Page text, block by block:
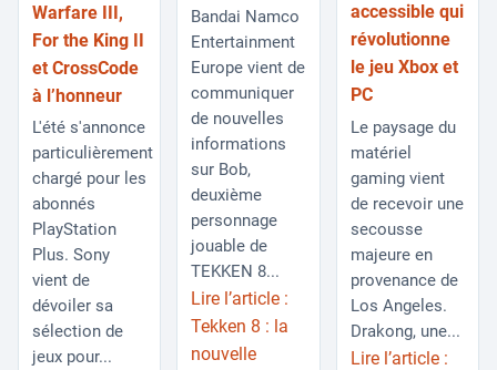
Warfare III,
For the King II
et CrossCode
à l’honneur
L'été s'annonce
particulièrement
chargé pour les
abonnés
PlayStation
Plus. Sony
vient de
dévoiler sa
sélection de
jeux pour...
Bandai Namco
Entertainment
Europe vient de
communiquer
de nouvelles
informations
sur Bob,
deuxième
personnage
jouable de
TEKKEN 8...
Lire l’article :
Tekken 8 : la
nouvelle
accessible qui
révolutionne
le jeu Xbox et
PC
Le paysage du
matériel
gaming vient
de recevoir une
secousse
majeure en
provenance de
Los Angeles.
Drakong, une...
Lire l’article :